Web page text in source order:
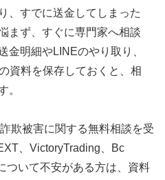
、すでに送金してしまった
まず、すぐに専門家へ相談
金明細やLINEのやり取り、
資料を保存しておくと、相
。
欺被害に関する無料相談を受
、VictoryTrading、Bc
ついて不安がある方は、資料